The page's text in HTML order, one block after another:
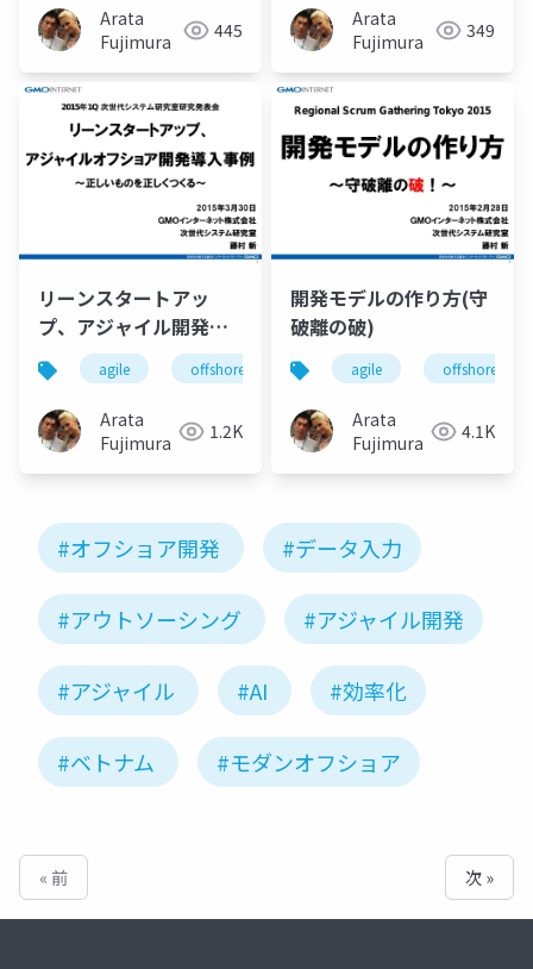
Arata
Fujimura
445
Arata
Fujimura
349
リーンスタートアッ
プ、アジャイル開発導
入事例 agile offshore leanstartup
Arata
Fujimura
1.2K
開発モデルの作り方(守
破離の破)
agile offshore
Arata
Fujimura
4.1K
#オフショア開発 #データ入力
#アウトソーシング #アジャイル開発
#アジャイル #AI #効率化
#ベトナム #モダンオフショア
« 前 次 »